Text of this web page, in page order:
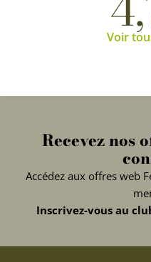
Voir
Recevez nos
Accédez aux offres web
Inscrivez-vous au